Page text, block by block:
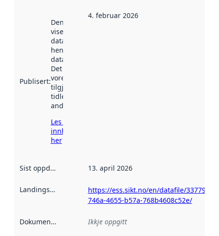
Publisert:
Denne datoen
viser når
datasettet vart
henta inn av
data.norge.no.
Det kan ha
vore
tilgjengeleg
tidlegare
andre stader.
Les meir om
innhenting
her
4. februar 2026
Sist oppdatert 13. april 2026
Landingsside
https://ess.sikt.no/en/datafile/
746a-4655-b57a-768b4608c52e/
Dokumentasjon Ikkje oppgitt